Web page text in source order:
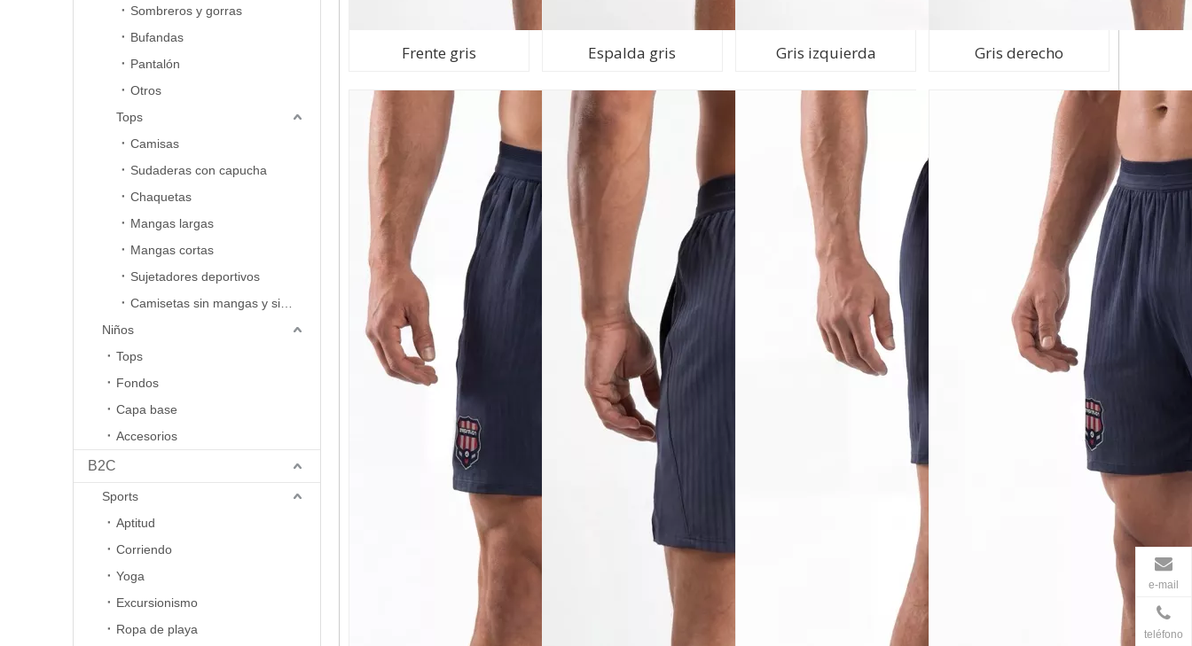
Sombreros y gorras
Bufandas
Pantalón
Otros
Tops
Camisas
Sudaderas con capucha
Chaquetas
Mangas largas
Mangas cortas
Sujetadores deportivos
Niños
Tops
Fondos
Capa base
Accesorios
B2C
Sports
Aptitud
Corriendo
Yoga
Excursionismo
Ropa de playa
Frente gris Espalda gris Gris izquierda Gris derecho
e-mail
teléfono